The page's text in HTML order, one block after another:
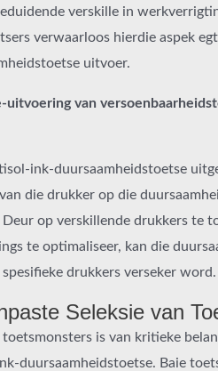
verskille in
verwaarloos hierdie aspek
uitvoer.
uitvoering van
ink-duursaamheidstoetse
die drukker op die
Deur op verskillende drukkers te
te optimaliseer, kan die
drukkers verseker word.
Seleksie van
toetsmonsters is van kritieke
duursaamheidstoetse. Baie